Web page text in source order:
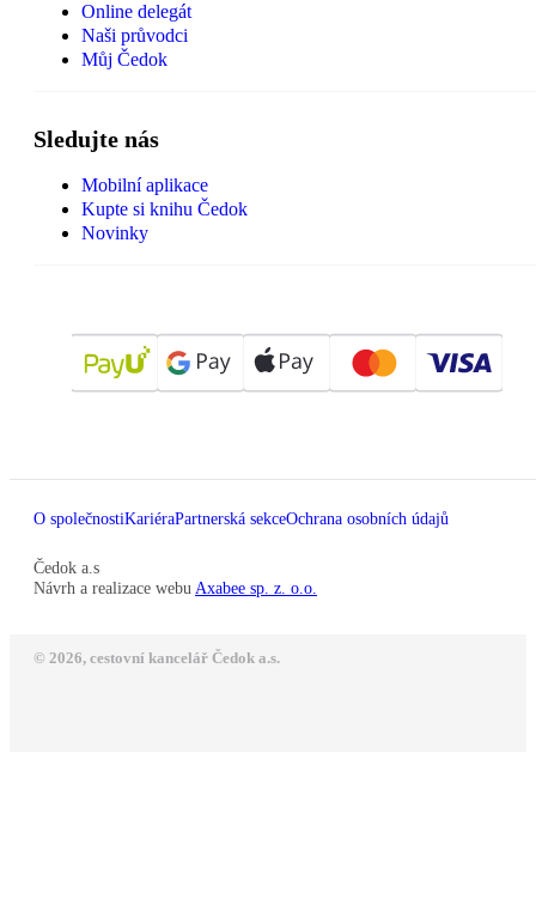
Online delegát
Naši průvodci
Můj Čedok
Sledujte nás
Mobilní aplikace
Kupte si knihu Čedok
Novinky
O společnostiKariéraPartnerská sekceOchrana osobních údajů
Čedok a.s
Návrh a realizace webu Axabee sp. z. o.o.
© 2026, cestovní kancelář Čedok a.s.